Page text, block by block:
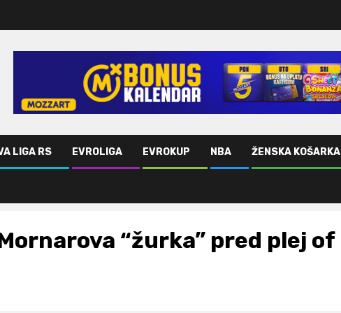
LIGA RS EVROLIGA EVROKUP NBA ŽENSKA KOŠARKA
“žurka” pred plej of